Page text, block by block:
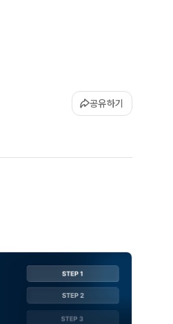
공유하기